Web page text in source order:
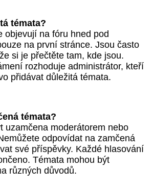
témata?
objevují na fóru hned pod
na první stránce. Jsou často
si je přečtěte tam, kde jsou.
rozhoduje administrátor, kteří
přidávat důležitá témata.
témata?
uzamčena moderátorem nebo
odpovídat na zamčená
své příspěvky. Každé hlasování
Témata mohou být
různých důvodů.